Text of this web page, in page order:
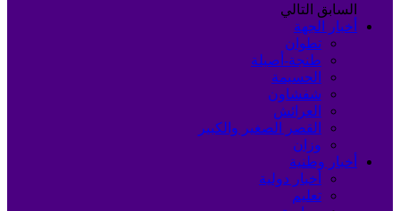
السابق التالي
أخبار الجهة
تطوان
طنجة-أصيلة
الحسيمة
شفشاون
العرائش
القصر الصغير والكبير
وزان
أخبار وطنية
أخبار دولية
تعليم